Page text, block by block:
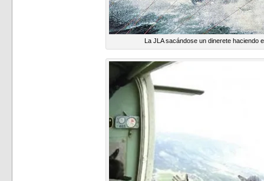
La JLA sacándose un dinerete haciendo